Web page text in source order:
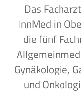
Das
InnMed in
die fünf
Gynäkologie,
und